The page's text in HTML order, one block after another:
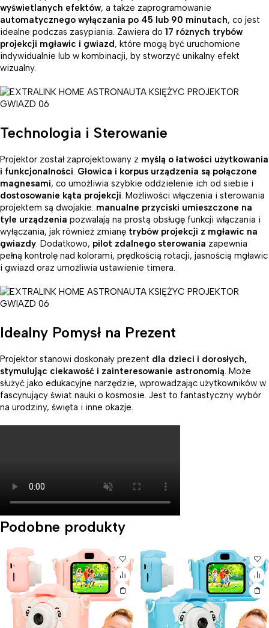
wyświetlanych efektów, a także zaprogramowanie
automatycznego wyłączania po 45 lub 90 minutach, co jest
idealne podczas zasypiania. Zawiera do 17 różnych trybów
projekcji mgławic i gwiazd, które mogą być uruchomione
indywidualnie lub w kombinacji, by stworzyć unikalny efekt
wizualny.
Technologia i Sterowanie
Projektor został zaprojektowany z myślą o łatwości użytkowania
i funkcjonalności. Głowica i korpus urządzenia są połączone
magnesami, co umożliwia szybkie oddzielenie ich od siebie i
dostosowanie kąta projekcji. Możliwości włączenia i sterowania
projektem są dwojakie: manualne przyciski umieszczone na
tyle urządzenia pozwalają na prostą obsługę funkcji włączania i
wyłączania, jak również zmianę trybów projekcji z mgławic na
gwiazdy. Dodatkowo, pilot zdalnego sterowania zapewnia
pełną kontrolę nad kolorami, prędkością rotacji, jasnością mgławic
i gwiazd oraz umożliwia ustawienie timera.
Idealny Pomysł na Prezent
Projektor stanowi doskonały prezent dla dzieci i dorosłych,
stymulując ciekawość i zainteresowanie astronomią. Może
służyć jako edukacyjne narzędzie, wprowadzając użytkowników w
fascynujący świat nauki o kosmosie. Jest to fantastyczny wybór
na urodziny, święta i inne okazje.
Podobne produkty